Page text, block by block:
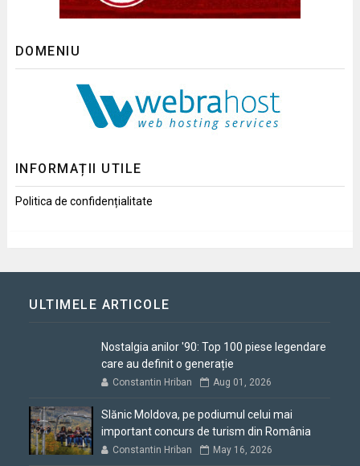
DOMENIU
INFORMAȚII UTILE
Politica de confidențialitate
ULTIMELE ARTICOLE
Nostalgia anilor '90: Top 100 piese legendare
care au definit o generație
Constantin Hriban Aug 01, 2026
Slănic Moldova, pe podiumul celui mai
important concurs de turism din România
Constantin Hriban May 16, 2026